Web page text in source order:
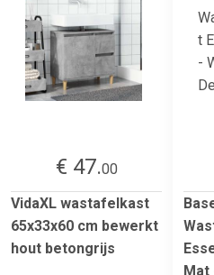
€ 47.00
VidaXL wastafelkast
65x33x60 cm bewerkt
hout betongrijs
Mat